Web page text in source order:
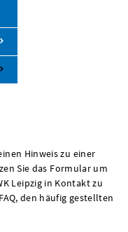
Hinweis zu einer
Sie das Formular um
Leipzig in Kontakt zu
den häufig gestellten